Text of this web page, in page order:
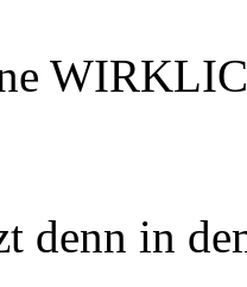
denn in